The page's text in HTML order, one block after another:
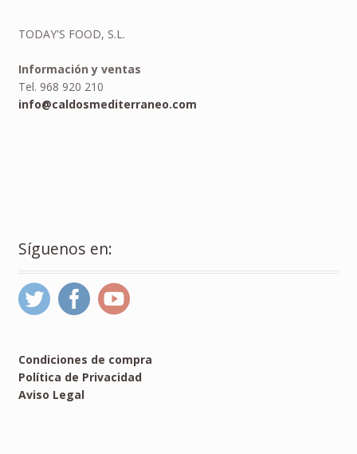
TODAY'S FOOD, S.L.
Información y ventas
Tel. 968 920 210
info@caldosmediterraneo.com
Síguenos en:
Condiciones de compra
Política de Privacidad
Aviso Legal